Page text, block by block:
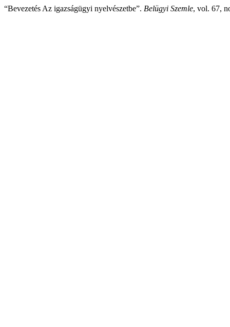
“Bevezetés Az igazságügyi nyelvészetbe”. Belügyi Szemle, vol. 67,